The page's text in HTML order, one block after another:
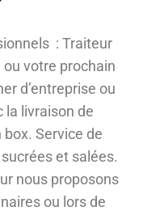
: Traiteur
votre prochain
d’entreprise ou
la livraison de
Service de
et salées.
nous proposons
ou lors de